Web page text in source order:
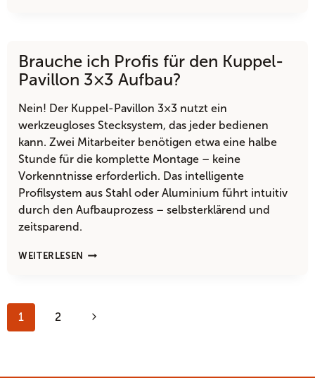
NOCH
MOBIL
EINSETZBAR?
Brauche ich Profis für den Kuppel-
Pavillon 3×3 Aufbau?
Nein! Der Kuppel-Pavillon 3×3 nutzt ein
werkzeugloses Stecksystem, das jeder bedienen
kann. Zwei Mitarbeiter benötigen etwa eine halbe
Stunde für die komplette Montage – keine
Vorkenntnisse erforderlich. Das intelligente
Profilsystem aus Stahl oder Aluminium führt intuitiv
durch den Aufbauprozess – selbsterklärend und
zeitsparend.
WEITERLESEN
BRAUCHE
KUPPEL-
Seitennavigation
1 2
Nächste